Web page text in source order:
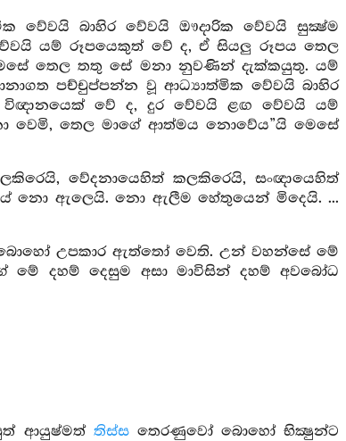
වේවයි බාහිර වේවයි ඖදාරික වේවයි සුක්‍ෂ්ම
යම් රූපයෙකුත් වේ ද, ඒ සියලු රූපය තෙල
තෙල තතු සේ මනා නුවණින් දැක්කයුතු. යම්
පච්චුප්පන්න වූ ආධ්‍යාත්මික වේවයි බාහිර
වේ ද, දුර වේවයි ළඟ වේවයි යම්
වෙමි, තෙල මාගේ ආත්මය නොවේය”යි මෙසේ
වේදනායෙහිත් කලකිරෙයි, සංඥායෙහිත්
නො ඇලෙයි. නො ඇලීම හේතුයෙන් මිදෙයි. ...
උපකාර ඇත්තෝ වෙති. උන් වහන්සේ මේ
මේ දහම් දෙසුම අසා මාවිසින් දහම් අවබෝධ
ආයුෂ්මත් තිස්සතෙරණුවෝ බොහෝ භික්‍ෂුන්ට